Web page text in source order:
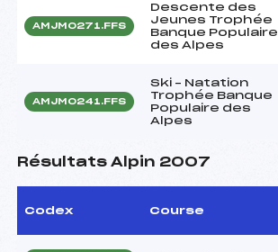
AMJM0271.FFS
Descente des
Jeunes Trophée
Banque Populaire
des Alpes
AMJM0241.FFS
Ski – Natation
Trophée Banque
Populaire des
Alpes
Résultats Alpin 2007
Codex Course